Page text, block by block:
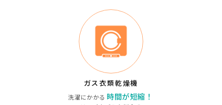
ガス衣類乾燥機
洗濯にかかる 時間が短縮！